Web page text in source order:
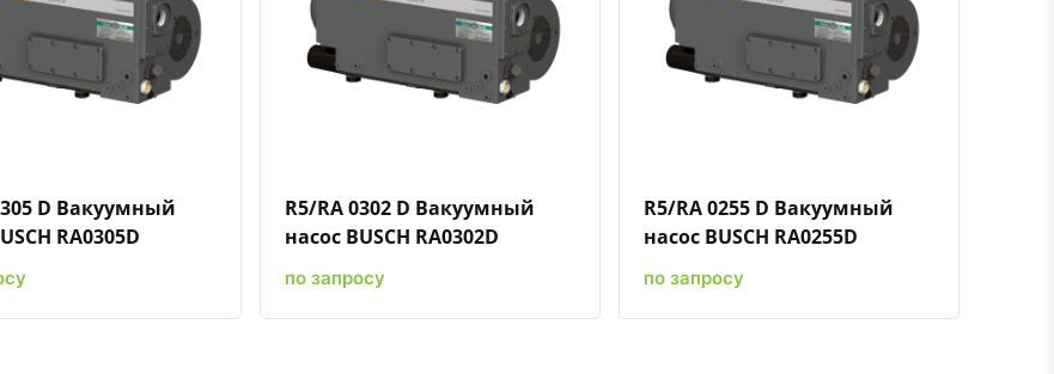
Быстрый просмотрДобавить к сравнениюДобавить в избранное
D Вакуумный
RA0305D
Быстрый просмотрДобавить к сравнениюДобавить в избранное
R5/RA 0302 D Вакуумный
насос BUSCH RA0302D
по запросу
Быстрый просмотрДобавить к сравнениюДобавить в избранное
R5/RA 0255 D Вакуумный
насос BUSCH RA0255D
по запросу